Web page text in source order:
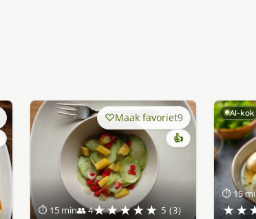
⏱ 15 min👥 4★★★★★ 5 (3)
Maak favoriet9
👍
AI-kok
⏱ 15